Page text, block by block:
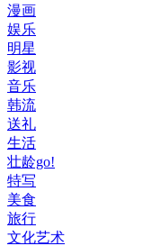
漫画
娱乐
明星
影视
音乐
韩流
送礼
生活
壮龄go!
特写
美食
旅行
文化艺术